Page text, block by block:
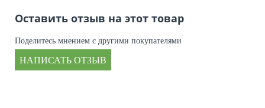
Оставить отзыв на этот товар
Поделитесь мнением с другими покупателями
НАПИСАТЬ ОТЗЫВ